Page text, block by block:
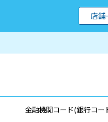
店舗
金融機関コード(銀行コー